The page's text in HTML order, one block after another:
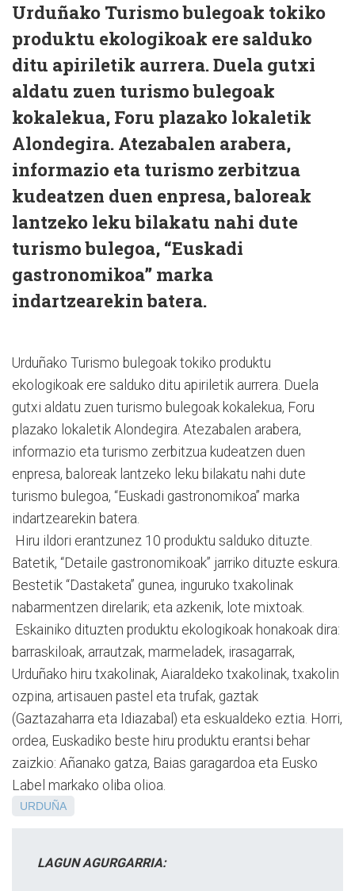
Urduñako Turismo bulegoak tokiko
produktu ekologikoak ere salduko
ditu apiriletik aurrera. Duela gutxi
aldatu zuen turismo bulegoak
kokalekua, Foru plazako lokaletik
Alondegira. Atezabalen arabera,
informazio eta turismo zerbitzua
kudeatzen duen enpresa, baloreak
lantzeko leku bilakatu nahi dute
turismo bulegoa, “Euskadi
gastronomikoa” marka
indartzearekin batera.
Urduñako Turismo bulegoak tokiko produktu
ekologikoak ere salduko ditu apiriletik aurrera. Duela
gutxi aldatu zuen turismo bulegoak kokalekua, Foru
plazako lokaletik Alondegira. Atezabalen arabera,
informazio eta turismo zerbitzua kudeatzen duen
enpresa, baloreak lantzeko leku bilakatu nahi dute
turismo bulegoa, “Euskadi gastronomikoa” marka
indartzearekin batera.
Hiru ildori erantzunez 10 produktu salduko dituzte.
Batetik, “Detaile gastronomikoak” jarriko dituzte eskura.
Bestetik “Dastaketa” gunea, inguruko txakolinak
nabarmentzen direlarik; eta azkenik, lote mixtoak.
Eskainiko dituzten produktu ekologikoak honakoak dira:
barraskiloak, arrautzak, marmeladek, irasagarrak,
Urduñako hiru txakolinak, Aiaraldeko txakolinak, txakolin
ozpina, artisauen pastel eta trufak, gaztak
(Gaztazaharra eta Idiazabal) eta eskualdeko eztia. Horri,
ordea, Euskadiko beste hiru produktu erantsi behar
zaizkio: Añanako gatza, Baias garagardoa eta Eusko
Label markako oliba olioa.
URDUÑA
LAGUN AGURGARRIA: